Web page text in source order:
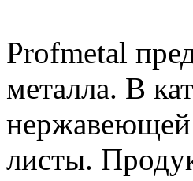
Profmetal
металла. В
листы.